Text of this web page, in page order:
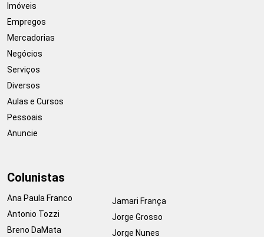
Imóveis
Empregos
Mercadorias
Negócios
Serviços
Diversos
Aulas e Cursos
Pessoais
Anuncie
Colunistas
Ana Paula Franco
Antonio Tozzi
Breno DaMata
Jamari França
Jorge Grosso
Jorge Nunes